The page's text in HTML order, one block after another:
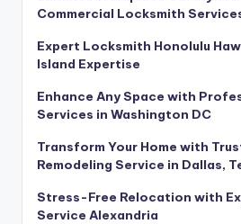
Commercial Locksmith
Expert Locksmith Honolulu
Island Expertise
Enhance Any Space with
Services in Washington DC
Transform Your Home with
Remodeling Service in Dallas,
Stress-Free Relocation with
Service Alexandria